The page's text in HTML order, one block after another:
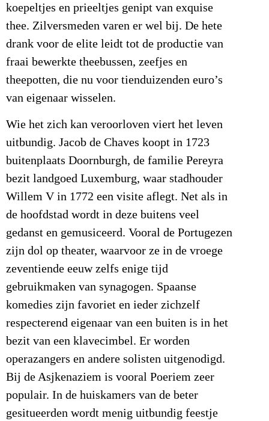
koepeltjes en prieeltjes genipt van exquise
thee. Zilversmeden varen er wel bij. De hete
drank voor de elite leidt tot de productie van
fraai bewerkte theebussen, zeefjes en
theepotten, die nu voor tienduizenden euro’s
van eigenaar wisselen.
Wie het zich kan veroorloven viert het leven
uitbundig. Jacob de Chaves koopt in 1723
buitenplaats Doornburgh, de familie Pereyra
bezit landgoed Luxemburg, waar stadhouder
Willem V in 1772 een visite aflegt. Net als in
de hoofdstad wordt in deze buitens veel
gedanst en gemusiceerd. Vooral de Portugezen
zijn dol op theater, waarvoor ze in de vroege
zeventiende eeuw zelfs enige tijd
gebruikmaken van synagogen. Spaanse
komedies zijn favoriet en ieder zichzelf
respecterend eigenaar van een buiten is in het
bezit van een klavecimbel. Er worden
operazangers en andere solisten uitgenodigd.
Bij de Asjkenaziem is vooral Poeriem zeer
populair. In de huiskamers van de beter
gesitueerden wordt menig uitbundig feestje